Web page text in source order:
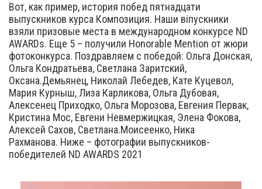
Вот, как пример, история побед пятнадцати
выпускников курса Композиция. Наши віпускники
взяли призовые места в международном конкурсе ND
AWARDs. Еще 5 – получили Honorable Mention от жюри
фотоконкурса. Поздравляем с победой: Ольга Донская,
Ольга Кондратьева, Светлана Заритский,
Оксана.Демьянец, Николай Лебедев, Кате Куцевол,
Мария Курныш, Лиза Карликова, Ольга Дубовая,
Алексенец Приходко, Ольга Морозова, Евгения Первак,
Кристина Мос, Евгени Невмержицкая, Элена Фокова,
Алексей Сахов, Светлана.Моисеенко, Ника
Рахманова. Ниже – фотографии выпускников-
победителей ND AWARDS 2021